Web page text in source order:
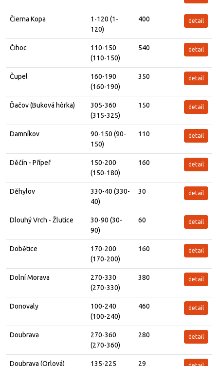
Čierna Kopa
1-120 (1-
120)
400 detail
Čihoc
110-150
(110-150)
540 detail
Čupel
160-190
(160-190)
350 detail
Ďačov (Buková hôrka)
305-360
(315-325)
150 detail
Damníkov
90-150 (90-
150)
110 detail
Děčín - Přípeř
150-200
(150-180)
160 detail
Děhylov
330-40 (330-
40)
30 detail
Dlouhý Vrch - Žlutice
30-90 (30-
90)
60 detail
Dobětice
170-200
(170-200)
160 detail
Dolní Morava
270-330
(270-330)
380 detail
Donovaly
100-240
(100-240)
460 detail
Doubrava
270-360
(270-360)
280 detail
Doubrava (Orlová) 135-225 29